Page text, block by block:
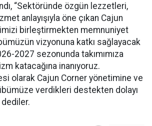
“Sektöründe özgün lezzetleri,
anlayışıyla öne çıkan Cajun
birleştirmekten memnuniyet
vizyonuna katkı sağlayacak
2027 sezonunda takımımıza
katacağına inanıyoruz.
olarak Cajun Corner yönetimine ve
verdikleri destekten dolayı